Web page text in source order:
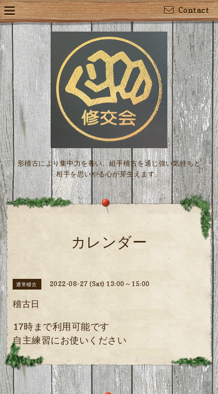
Contact
形稽古により集中力を養い、組手稽古を通じ強い気持ちと
相手を思いやる心が芽生えます。
カレンダー
通常稽古 2022-08-27 (Sat) 13:00～15:00
稽古日
17時まで利用可能です
自主練習にお使いください